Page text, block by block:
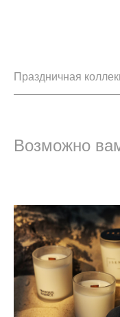
Праздничная
Возможно